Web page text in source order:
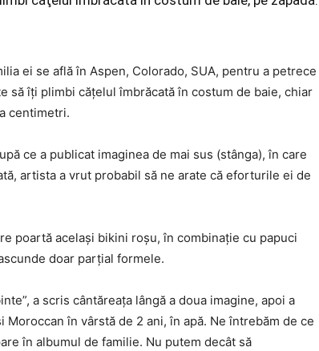
ei se află în Aspen, Colorado, SUA, pentru a petrece
să îţi plimbi căţelul îmbrăcată în costum de baie, chiar
centimetri.
ce a publicat imaginea de mai sus (stânga), în care
artista a vrut probabil să ne arate că eforturile ei de
poartă acelaşi bikini roşu, în combinaţie cu papuci
doar parţial formele.
a scris cântăreaţa lângă a doua imagine, apoi a
în vârstă de 2 ani, în apă. Ne întrebăm de ce
în albumul de familie. Nu putem decât să